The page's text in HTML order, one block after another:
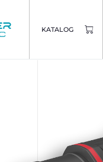
KATALOG